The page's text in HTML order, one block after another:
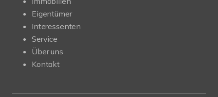
Eigentümer
Interessenten
Service
Über uns
Kontakt